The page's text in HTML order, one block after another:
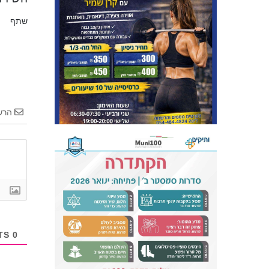
שתף
0